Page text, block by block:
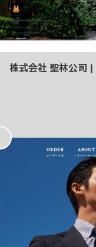
株式会社 聖林公司